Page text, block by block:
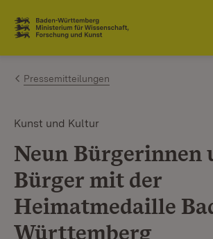
Zum Inhalt springen
Link zur Startseite
Pressemitteilungen
Kunst und Kultur
Neun Bürgerinnen
Bürger mit der
Heimatmedaille
Württemberg